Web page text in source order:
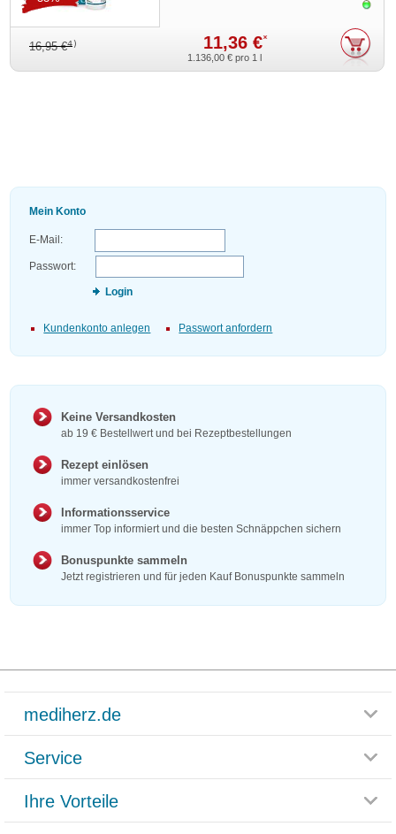
16,95 €4) 11,36 €*
1.136,00 € pro 1 l
Mein Konto
E-Mail:
Passwort:
Login
Kundenkonto anlegen Passwort anfordern
Keine Versandkosten
ab 19 € Bestellwert und bei Rezeptbestellungen
Rezept einlösen
immer versandkostenfrei
Informationsservice
immer Top informiert und die besten Schnäppchen sichern
Bonuspunkte sammeln
Jetzt registrieren und für jeden Kauf Bonuspunkte sammeln
mediherz.de
Glossar
Häufig gestellte Fragen
Service
Rücksendemöglichkeit
Ihre Vorteile